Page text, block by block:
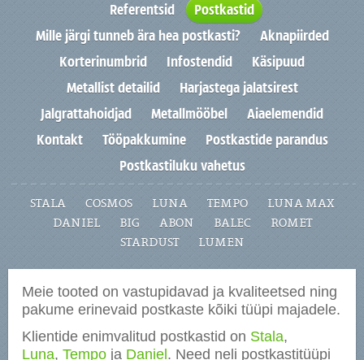
Referentsid
Postkastid
Mille järgi tunneb ära hea postkasti?
Aknapiirded
Korterinumbrid
Infostendid
Käsipuud
Metallist detailid
Harjastega jalatsirest
Jalgrattahoidjad
Metallmööbel
Aiaelemendid
Kontakt
Tööpakkumine
Postkastide parandus
Postkastiluku vahetus
STALA COSMOS LUNA TEMPO
LUNA MAX
DANIEL
BIG ABON BALEC
ROMET
STARDUST
LUMEN
Meie tooted on vastupidavad ja kvaliteetsed ning
pakume erinevaid postkaste kõiki tüüpi majadele.
Klientide enimvalitud postkastid on Stala,
Luna, Tempo ja Daniel. Need neli postkastitüüpi